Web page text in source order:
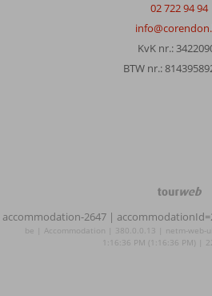
02 722 94 94
KvK nr.:
BTW nr.:
©
accommodation-2647 |
be | Accommodation | 380.0.0.13 | netm-web-
1:16:36 PM (1:16:36 PM) |